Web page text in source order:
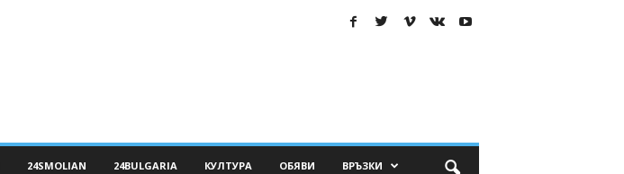
24SMOLIAN 24BULGARIA КУЛТУРА ОБЯВИ ВРЪЗКИ